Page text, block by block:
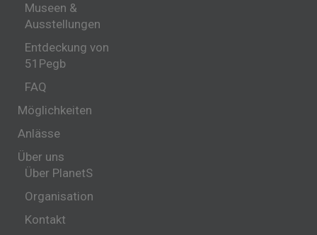
Museen &
Ausstellungen
Entdeckung von
51Pegb
FAQ
Möglichkeiten
Anlässe
Über uns
Über PlanetS
Organisation
Kontakt